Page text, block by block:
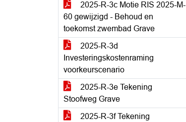
2025-R-3c Motie RIS 2025-M-
60 gewijzigd - Behoud en
toekomst zwembad Grave
2025-R-3d
Investeringskostenraming
voorkeurscenario
2025-R-3e Tekening
Stoofweg Grave
2025-R-3f Tekening